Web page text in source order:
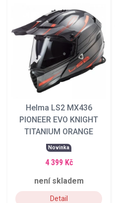
Helma LS2 MX436
PIONEER EVO KNIGHT
TITANIUM ORANGE
Novinka
4 399 Kč
není skladem
Detail